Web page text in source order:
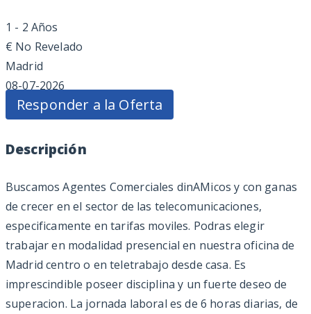
1 - 2 Años
€ No Revelado
Madrid
08-07-2026
Responder a la Oferta
Descripción
Buscamos Agentes Comerciales dinAMicos y con ganas
de crecer en el sector de las telecomunicaciones,
especificamente en tarifas moviles. Podras elegir
trabajar en modalidad presencial en nuestra oficina de
Madrid centro o en teletrabajo desde casa. Es
imprescindible poseer disciplina y un fuerte deseo de
superacion. La jornada laboral es de 6 horas diarias, de